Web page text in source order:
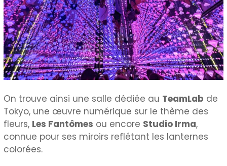
On trouve ainsi une salle dédiée au TeamLab de
Tokyo, une œuvre numérique sur le thème des
fleurs, Les Fantômes ou encore Studio Irma,
connue pour ses miroirs reflétant les lanternes
colorées.